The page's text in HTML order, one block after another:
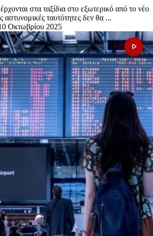
στα ταξίδια στο εξωτερικό από το νέο
αστυνομικές ταυτότητες δεν θα ...
Οκτωβρίου 2025